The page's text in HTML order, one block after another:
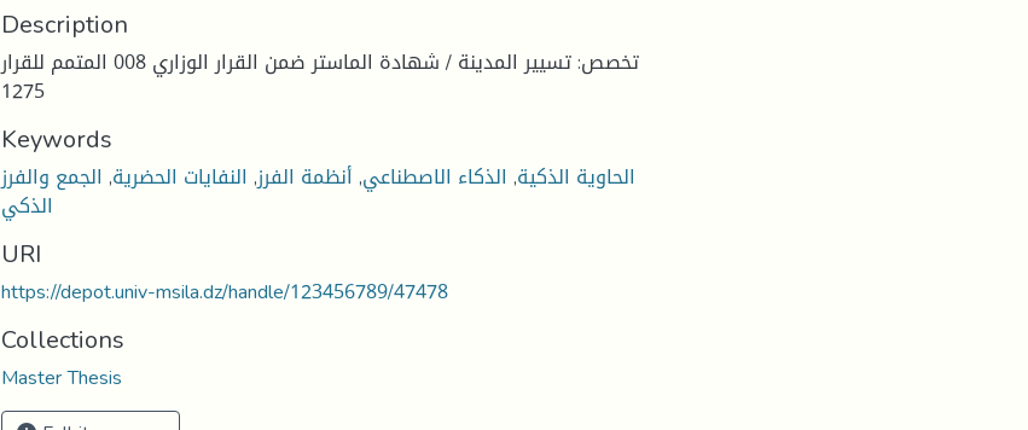
Description
تخصص: تسيير المدينة / شهادة الماستر ضمن القرار الوزاري 008 المتمم للقرار
1275
Keywords
الحاوية الذكية, الذكاء الاصطناعي,أنظمة الفرز, النفايات الحضرية, الجمع والفرز
الذكي
URI
https://depot.univ-msila.dz/handle/123456789/47478
Collections
Master Thesis